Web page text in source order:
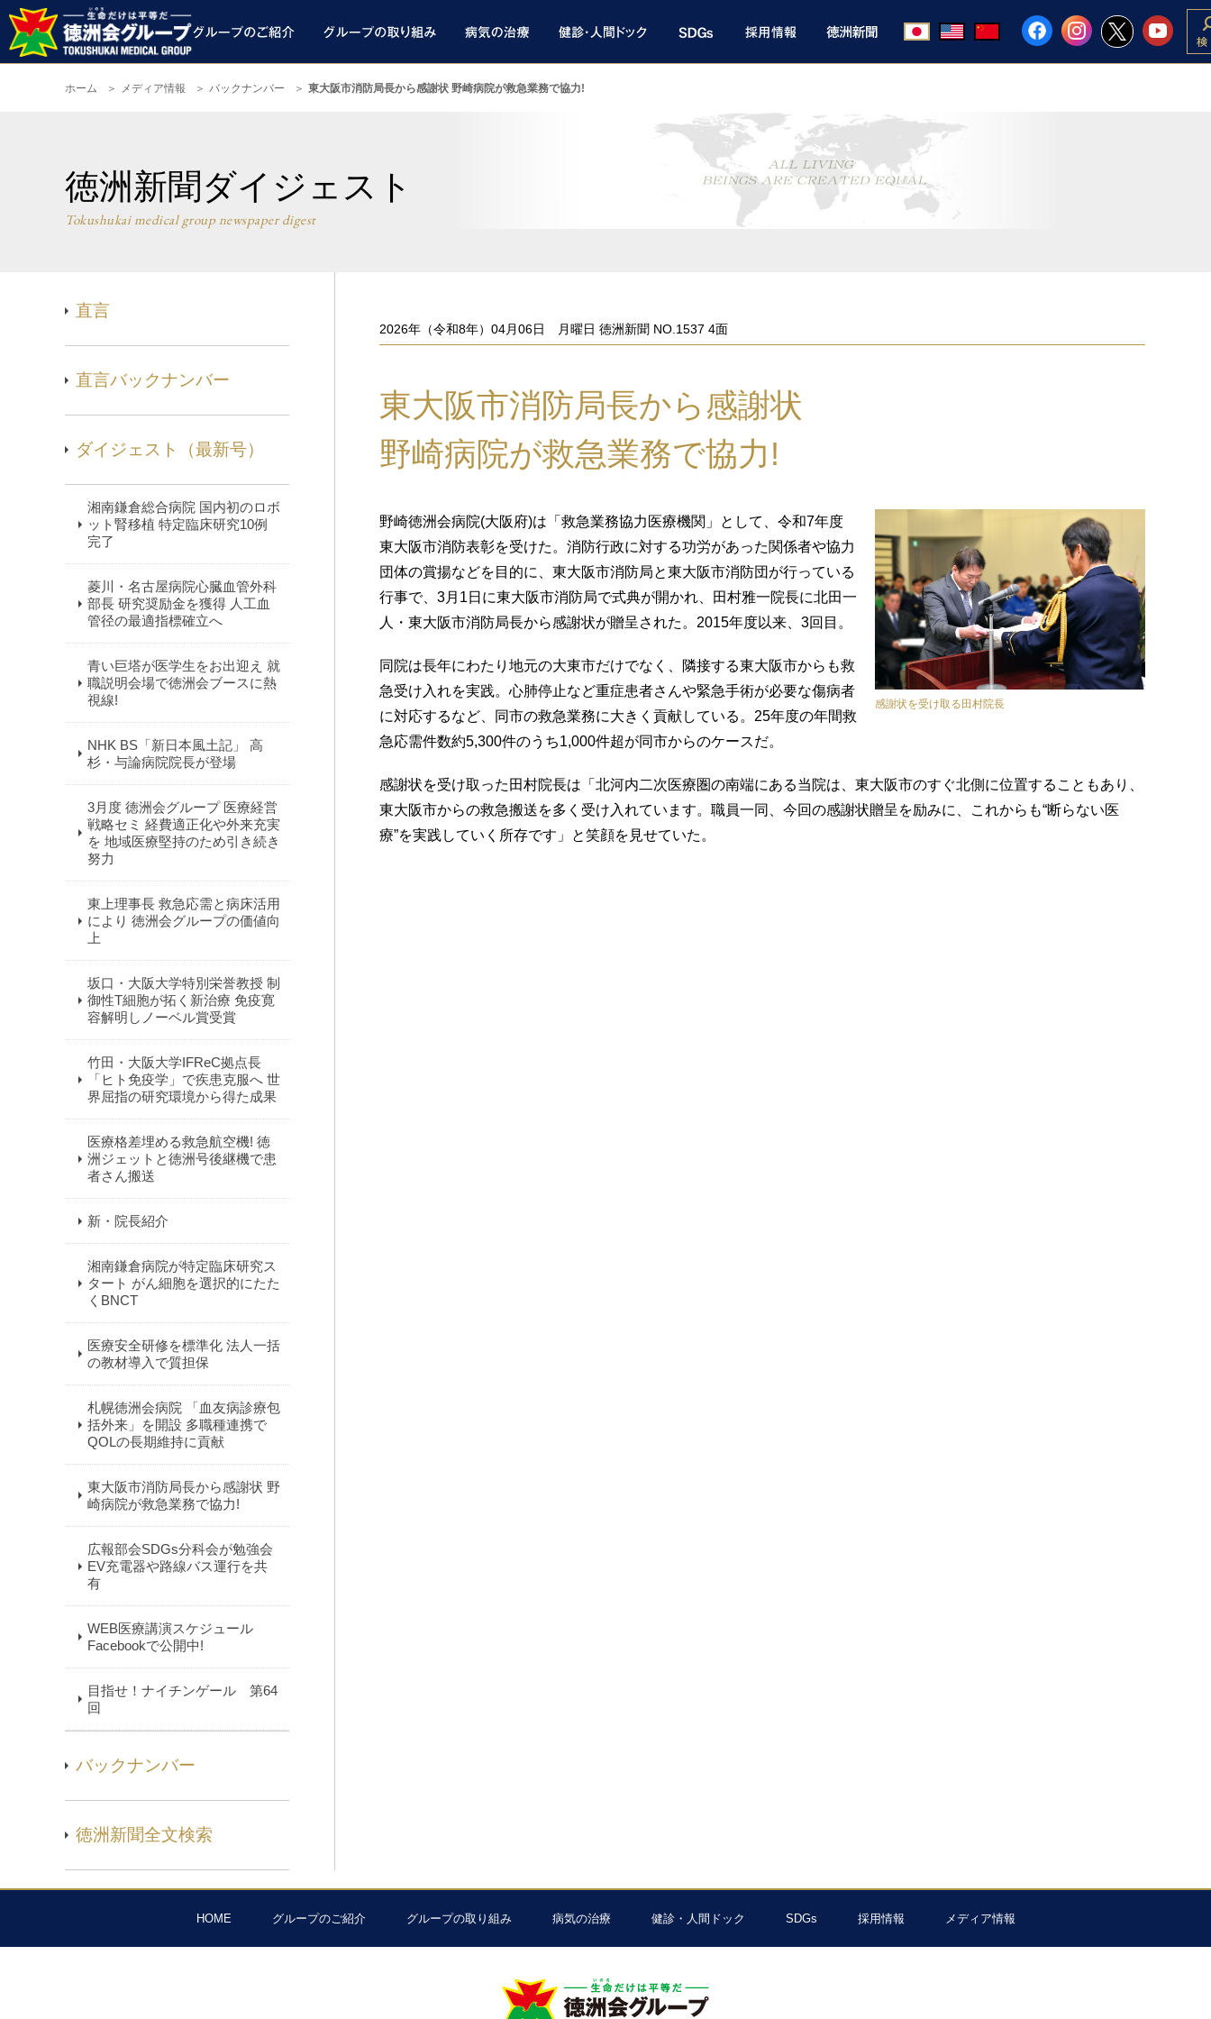
ホーム メディア情報 バックナンバー 東大阪市消防局長から感謝状 野崎病院が救急業務で協力!
徳洲新聞ダイジェスト
Tokushukai medical group newspaper digest
直言
直言バックナンバー
ダイジェスト（最新号）
湘南鎌倉総合病院 国内初のロボ
ット腎移植 特定臨床研究10例
完了
菱川・名古屋病院心臓血管外科
部長 研究奨励金を獲得 人工血
管径の最適指標確立へ
青い巨塔が医学生をお出迎え 就
職説明会場で徳洲会ブースに熱
視線!
NHK BS「新日本風土記」 高
杉・与論病院院長が登場
3月度 徳洲会グループ 医療経営
戦略セミ 経費適正化や外来充実
を 地域医療堅持のため引き続き
努力
東上理事長 救急応需と病床活用
により 徳洲会グループの価値向
上
坂口・大阪大学特別栄誉教授 制
御性T細胞が拓く新治療 免疫寛
容解明しノーベル賞受賞
竹田・大阪大学IFReC拠点長
「ヒト免疫学」で疾患克服へ 世
界屈指の研究環境から得た成果
医療格差埋める救急航空機! 徳
洲ジェットと徳洲号後継機で患
者さん搬送
新・院長紹介
湘南鎌倉病院が特定臨床研究ス
タート がん細胞を選択的にたた
くBNCT
医療安全研修を標準化 法人一括
の教材導入で質担保
札幌徳洲会病院 「血友病診療包
括外来」を開設 多職種連携で
QOLの長期維持に貢献
東大阪市消防局長から感謝状 野
崎病院が救急業務で協力!
広報部会SDGs分科会が勉強会
EV充電器や路線バス運行を共
有
WEB医療講演スケジュール
Facebookで公開中!
目指せ！ナイチンゲール 第64
回
バックナンバー
徳洲新聞全文検索
2026年（令和8年）04月06日 月曜日 徳洲新聞 NO.1537 4面
東大阪市消防局長から感謝状
野崎病院が救急業務で協力!
感謝状を受け取る田村院長
野崎徳洲会病院(大阪府)は「救急業務協力医療機関」として、令和7年度
東大阪市消防表彰を受けた。消防行政に対する功労があった関係者や協力
団体の賞揚などを目的に、東大阪市消防局と東大阪市消防団が行っている
行事で、3月1日に東大阪市消防局で式典が開かれ、田村雅一院長に北田一
人・東大阪市消防局長から感謝状が贈呈された。2015年度以来、3回目。
同院は長年にわたり地元の大東市だけでなく、隣接する東大阪市からも救
急受け入れを実践。心肺停止など重症患者さんや緊急手術が必要な傷病者
に対応するなど、同市の救急業務に大きく貢献している。25年度の年間救
急応需件数約5,300件のうち1,000件超が同市からのケースだ。
感謝状を受け取った田村院長は「北河内二次医療圏の南端にある当院は、東大阪市のすぐ北側に位置することもあり、
東大阪市からの救急搬送を多く受け入れています。職員一同、今回の感謝状贈呈を励みに、これからも“断らない医
療”を実践していく所存です」と笑顔を見せていた。
HOME グループのご紹介 グループの取り組み 病気の治療 健診・人間ドック SDGs 採用情報 メディア情報